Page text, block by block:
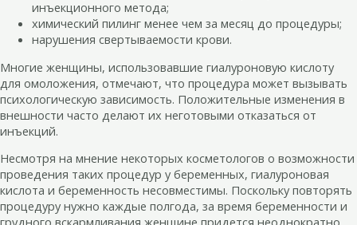
инъекционного метода;
химический пилинг менее чем за месяц до процедуры;
нарушения свертываемости крови.
Многие женщины, использовавшие гиалуроновую кислоту
для омоложения, отмечают, что процедура может вызывать
психологическую зависимость. Положительные изменения в
внешности часто делают их неготовыми отказаться от
инъекций.
Несмотря на мнение некоторых косметологов о возможности
проведения таких процедур у беременных, гиалуроновая
кислота и беременность несовместимы. Поскольку повторять
процедуру нужно каждые полгода, за время беременности и